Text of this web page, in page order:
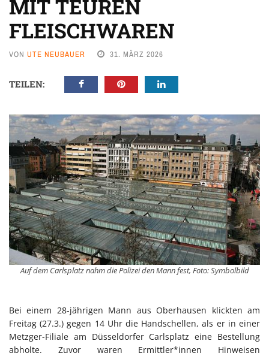
MIT TEUREN
FLEISCHWAREN
VON UTE NEUBAUER 31. MÄRZ 2026
TEILEN:
Auf dem Carlsplatz nahm die Polizei den Mann fest, Foto: Symbolbild
Bei einem 28-jährigen Mann aus Oberhausen klickten am
Freitag (27.3.) gegen 14 Uhr die Handschellen, als er in einer
Metzger-Filiale am Düsseldorfer Carlsplatz eine Bestellung
abholte. Zuvor waren Ermittler*innen Hinweisen